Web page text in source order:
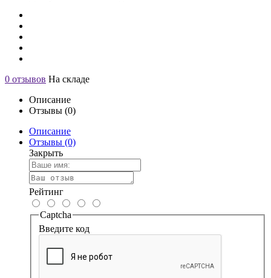
0 отзывов На складе
Описание
Отзывы (0)
Описание
Отзывы (0)
Закрыть
Рейтинг
Captcha
Введите код